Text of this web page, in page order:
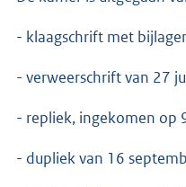
- klaagschrift met
- verweerschrift van 27
- repliek, ingekomen op
- dupliek van 16